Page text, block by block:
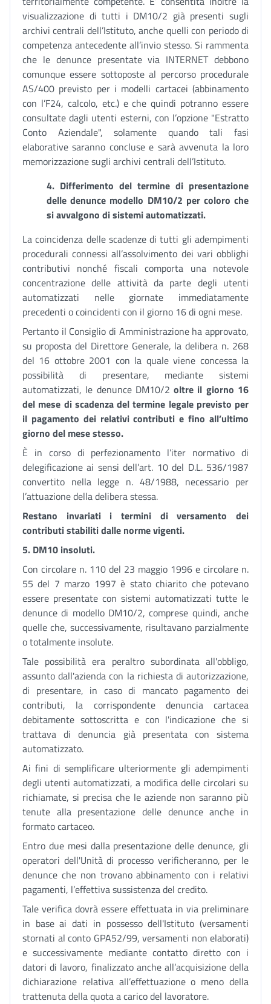
visualizzazione di tutti i DM10/2 già presenti sugli
archivi centrali dell’Istituto, anche quelli con periodo di
competenza antecedente all’invio stesso. Si rammenta
che le denunce presentate via INTERNET debbono
comunque essere sottoposte al percorso procedurale
AS/400 previsto per i modelli cartacei (abbinamento
con l’F24, calcolo, etc.) e che quindi potranno essere
consultate dagli utenti esterni, con l’opzione "Estratto
Conto Aziendale", solamente quando tali fasi
elaborative saranno concluse e sarà avvenuta la loro
memorizzazione sugli archivi centrali dell’Istituto.
4. Differimento del termine di presentazione
delle denunce modello DM10/2 per coloro che
si avvalgono di sistemi automatizzati.
La coincidenza delle scadenze di tutti gli adempimenti
procedurali connessi all’assolvimento dei vari obblighi
contributivi nonché fiscali comporta una notevole
concentrazione delle attività da parte degli utenti
automatizzati nelle giornate immediatamente
precedenti o coincidenti con il giorno 16 di ogni mese.
Pertanto il Consiglio di Amministrazione ha approvato,
su proposta del Direttore Generale, la delibera n. 268
del 16 ottobre 2001 con la quale viene concessa la
possibilità di presentare, mediante sistemi
automatizzati, le denunce DM10/2oltre il giorno 16
del mese di scadenza del termine legale previsto per
il pagamento dei relativi contributi e fino all’ultimo
giorno del mese stesso.
È in corso di perfezionamento l’iter normativo di
delegificazione ai sensi dell’art. 10 del D.L. 536/1987
convertito nella legge n. 48/1988, necessario per
l’attuazione della delibera stessa.
Restano invariati i termini di versamento dei
contributi stabiliti dalle norme vigenti.
5. DM10 insoluti.
Con circolare n. 110 del 23 maggio 1996 e circolare n.
55 del 7 marzo 1997 è stato chiarito che potevano
essere presentate con sistemi automatizzati tutte le
denunce di modello DM10/2, comprese quindi, anche
quelle che, successivamente, risultavano parzialmente
o totalmente insolute.
Tale possibilità era peraltro subordinata all'obbligo,
assunto dall'azienda con la richiesta di autorizzazione,
di presentare, in caso di mancato pagamento dei
contributi, la corrispondente denuncia cartacea
debitamente sottoscritta e con l'indicazione che si
trattava di denuncia già presentata con sistema
automatizzato.
Ai fini di semplificare ulteriormente gli adempimenti
degli utenti automatizzati, a modifica delle circolari su
richiamate, si precisa che le aziende non saranno più
tenute alla presentazione delle denunce anche in
formato cartaceo.
Entro due mesi dalla presentazione delle denunce, gli
operatori dell'Unità di processo verificheranno, per le
denunce che non trovano abbinamento con i relativi
pagamenti, l’effettiva sussistenza del credito.
Tale verifica dovrà essere effettuata in via preliminare
in base ai dati in possesso dell'Istituto (versamenti
stornati al conto GPA52/99, versamenti non elaborati)
e successivamente mediante contatto diretto con i
datori di lavoro, finalizzato anche all’acquisizione della
dichiarazione relativa all’effettuazione o meno della
trattenuta della quota a carico del lavoratore.